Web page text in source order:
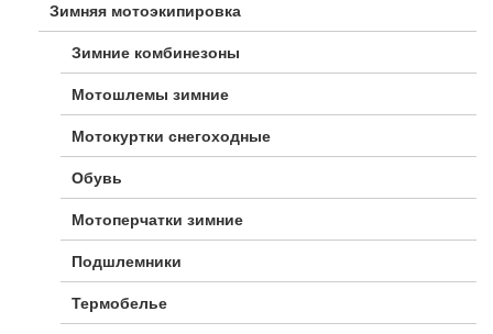
Зимняя мотоэкипировка
Зимние комбинезоны
Мотошлемы зимние
Мотокуртки снегоходные
Обувь
Мотоперчатки зимние
Подшлемники
Термобелье